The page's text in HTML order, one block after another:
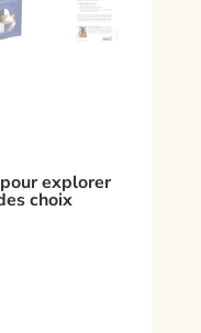
explorer
choix